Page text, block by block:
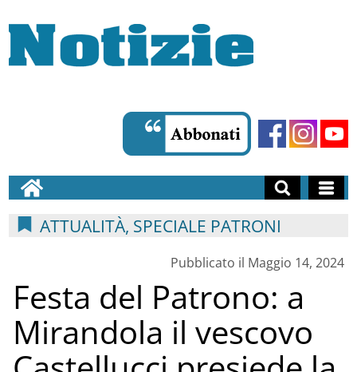
ATTUALITÀ, SPECIALE PATRONI
Pubblicato il Maggio 14, 2024
Festa del Patrono: a
Mirandola il vescovo